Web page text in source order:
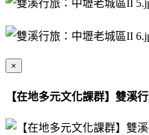
×
【在地多元文化課群】雙溪